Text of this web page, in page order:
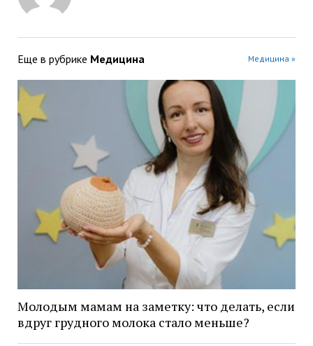
Еще в рубрике Медицина Медицина »
Молодым мамам на заметку: что делать, если
вдруг грудного молока стало меньше?